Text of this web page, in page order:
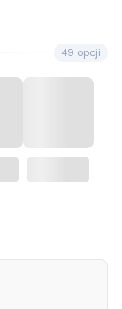
49 opcji